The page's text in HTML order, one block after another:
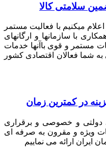
سلامتی کالا
اعلام میکنیم با فعالیت مستمر
با سازمانها و ارگانهای
مستمر و قوی باآنها خدمات
به شما فعالان اقتصادی کشور
در کمترین زمان
دولتی و خصوصی و برقراری
ویژه و مقرون به صرفه ای
ایران ارائه می نماییم